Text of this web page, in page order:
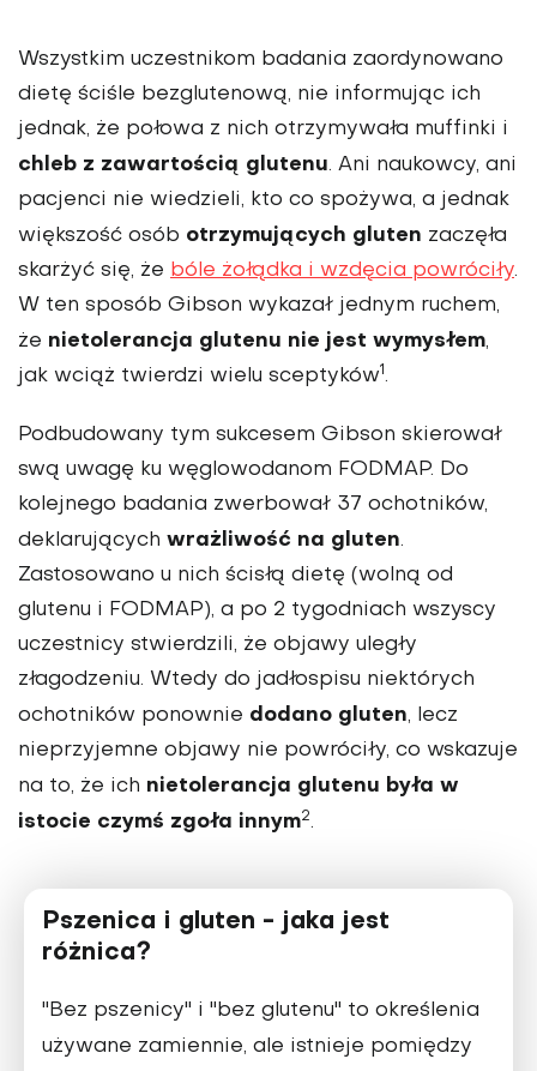
Wszystkim uczestnikom badania zaordynowano
dietę ściśle bezglutenową, nie informując ich
jednak, że połowa z nich otrzymywała muffinki i
chleb z zawartością glutenu. Ani naukowcy, ani
pacjenci nie wiedzieli, kto co spożywa, a jednak
większość osób otrzymujących gluten zaczęła
skarżyć się, że bóle żołądka i wzdęcia powróciły.
W ten sposób Gibson wykazał jednym ruchem,
że nietolerancja glutenu nie jest wymysłem,
jak wciąż twierdzi wielu sceptyków1.
Podbudowany tym sukcesem Gibson skierował
swą uwagę ku węglowodanom FODMAP. Do
kolejnego badania zwerbował 37 ochotników,
deklarujących wrażliwość na gluten.
Zastosowano u nich ścisłą dietę (wolną od
glutenu i FODMAP), a po 2 tygodniach wszyscy
uczestnicy stwierdzili, że objawy uległy
złagodzeniu. Wtedy do jadłospisu niektórych
ochotników ponownie dodano gluten, lecz
nieprzyjemne objawy nie powróciły, co wskazuje
na to, że ich nietolerancja glutenu była w
istocie czymś zgoła innym2.
Pszenica i gluten - jaka jest
różnica?
"Bez pszenicy" i "bez glutenu" to określenia
używane zamiennie, ale istnieje pomiędzy